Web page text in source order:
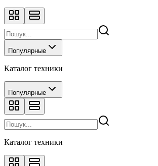
Популярные
Каталог техники
Популярные
Каталог техники